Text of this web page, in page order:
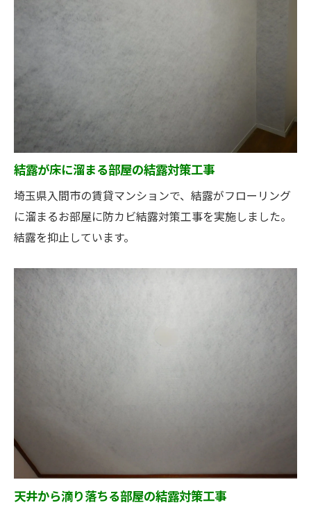
結露が床に溜まる部屋の結露対策工事
埼玉県入間市の賃貸マンションで、結露がフローリング
に溜まるお部屋に防カビ結露対策工事を実施しました。
結露を抑止しています。
天井から滴り落ちる部屋の結露対策工事